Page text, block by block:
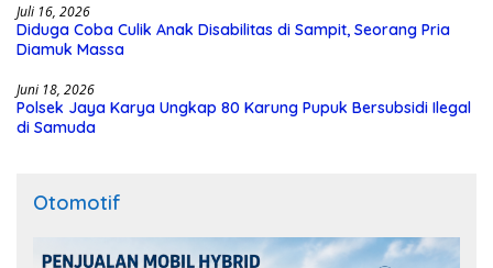
Juli 16, 2026
Diduga Coba Culik Anak Disabilitas di Sampit, Seorang Pria
Diamuk Massa
Juni 18, 2026
Polsek Jaya Karya Ungkap 80 Karung Pupuk Bersubsidi Ilegal
di Samuda
Otomotif